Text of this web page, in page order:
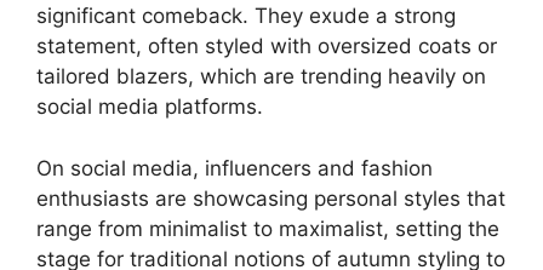
significant comeback. They exude a strong
statement, often styled with oversized coats or
tailored blazers, which are trending heavily on
social media platforms.
On social media, influencers and fashion
enthusiasts are showcasing personal styles that
range from minimalist to maximalist, setting the
stage for traditional notions of autumn styling to